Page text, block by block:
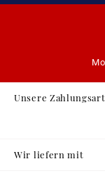
Unsere
Wir liefern mit